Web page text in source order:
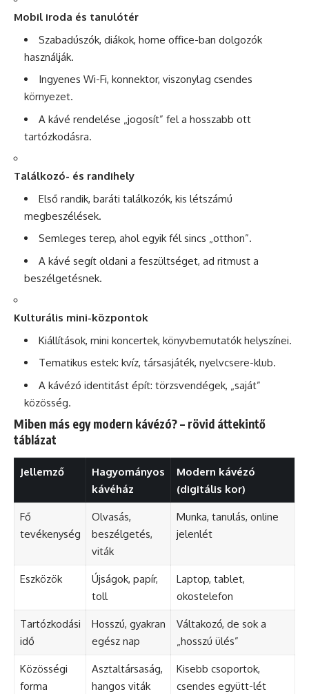
Mobil iroda és tanulótér
Szabadúszók, diákok, home office-ban dolgozók
használják.
Ingyenes Wi-Fi, konnektor, viszonylag csendes
környezet.
A kávé rendelése „jogosít” fel a hosszabb ott
tartózkodásra.
Találkozó- és randihely
Első randik, baráti találkozók, kis létszámú
megbeszélések.
Semleges terep, ahol egyik fél sincs „otthon”.
A kávé segít oldani a feszültséget, ad ritmust a
beszélgetésnek.
Kulturális mini-központok
Kiállítások, mini koncertek, könyvbemutatók helyszínei.
Tematikus estek: kvíz, társasjáték, nyelvcsere-klub.
A kávézó identitást épít: törzsvendégek, „saját”
közösség.
Miben más egy modern kávézó? – rövid áttekintő
táblázat
Jellemző
Hagyományos
kávéház
Modern kávézó
(digitális kor)
Fő
tevékenység
Olvasás,
beszélgetés,
viták
Munka, tanulás, online
jelenlét
Eszközök
Újságok, papír,
toll
Laptop, tablet,
okostelefon
Tartózkodási
idő
Hosszú, gyakran
egész nap
Váltakozó, de sok a
„hosszú ülés”
Közösségi
forma
Asztaltársaság,
hangos viták
Kisebb csoportok,
csendes együtt-lét